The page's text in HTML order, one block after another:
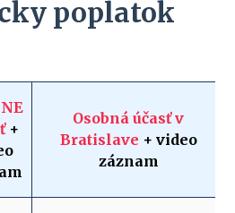
poplatok
+
Osobná účasť v
Bratislave + video
záznam